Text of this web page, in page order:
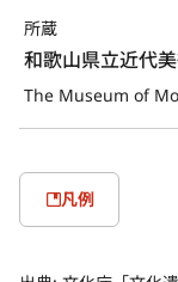
所蔵
和歌山県立近代
The Museum of
凡例